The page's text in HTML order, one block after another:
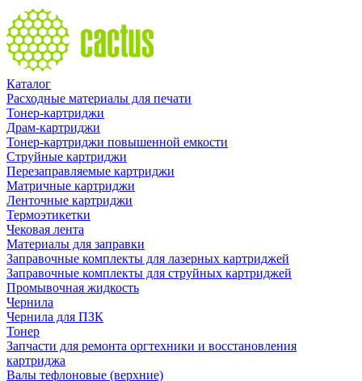
Каталог
Расходные материалы для печати
Тонер-картриджи
Драм-картриджи
Тонер-картриджи повышенной емкости
Струйные картриджи
Перезаправляемые картриджи
Матричные картриджи
Ленточные картриджи
Термоэтикетки
Чековая лента
Материалы для заправки
Заправочные комплекты для лазерных картриджей
Заправочные комплекты для струйных картриджей
Промывочная жидкость
Чернила
Чернила для ПЗК
Тонер
Запчасти для ремонта оргтехники и восстановления
картриджа
Валы тефлоновые (верхние)